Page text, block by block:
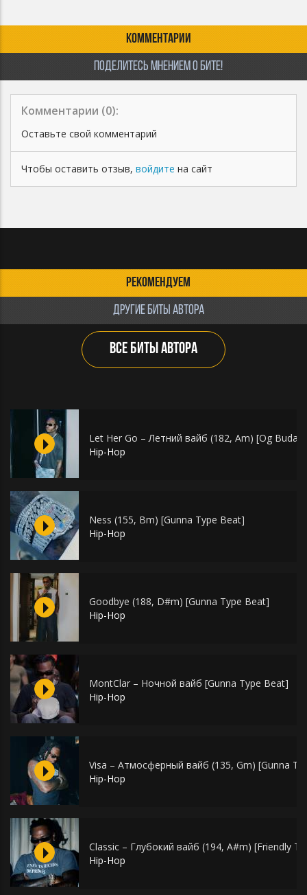
Прочее: • При превышении установленных лимитов
эксклюзив • Приобретая данную лицензию, вы
соглашаетесь с условиями пользования
КОММЕНТАРИИ
ПОДЕЛИТЕСЬ МНЕНИЕМ О БИТЕ!
Комментарии (0):
Оставьте свой комментарий
Чтобы оставить отзыв, войдите на сайт
РЕКОМЕНДУЕМ
ДРУГИЕ БИТЫ АВТОРА
ВСЕ БИТЫ АВТОРА
Let Her Go – Летний вайб (182, Am) [Og Buda
Hip-Hop
Ness (155, Bm) [Gunna Type Beat]
Hip-Hop
Goodbye (188, D#m) [Gunna Type Beat]
Hip-Hop
MontClar – Ночной вайб [Gunna Type Beat]
Hip-Hop
Visa – Атмосферный вайб (135, Gm) [Gunna
Hip-Hop
Classic – Глубокий вайб (194, A#m) [Friendly
Hip-Hop